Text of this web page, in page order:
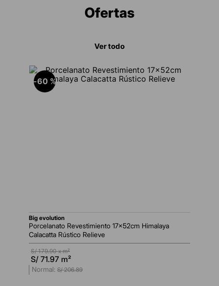
Ofertas
Ver todo
-60 %
big evolution
Porcelanato Revestimiento 17x52cm Himalaya
Calacatta Rústico Relieve
S/179.90x m²
S/ 71.97 m²
S/ 206.89